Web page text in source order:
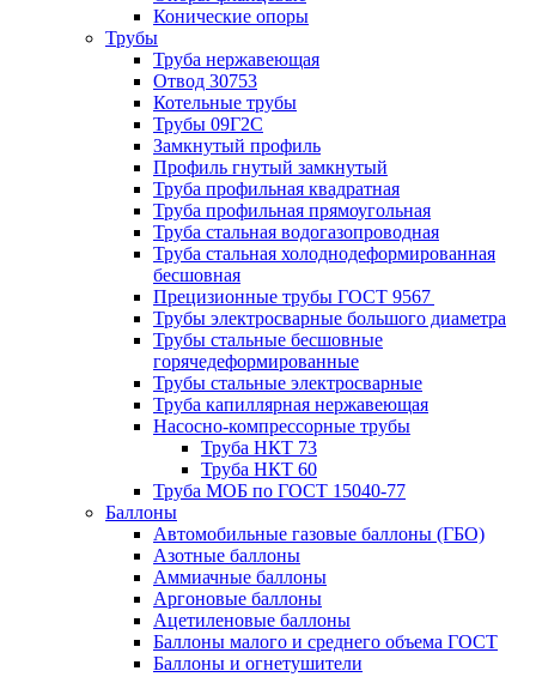
Конические опоры
Трубы
Труба нержавеющая
Отвод 30753
Котельные трубы
Трубы 09Г2С
Замкнутый профиль
Профиль гнутый замкнутый
Труба профильная квадратная
Труба профильная прямоугольная
Труба стальная водогазопроводная
Труба стальная холоднодеформированная
бесшовная
Прецизионные трубы ГОСТ 9567
Трубы электросварные большого диаметра
Трубы стальные бесшовные
горячедеформированные
Трубы стальные электросварные
Труба капиллярная нержавеющая
Насосно-компрессорные трубы
Труба НКТ 73
Труба НКТ 60
Труба МОБ по ГОСТ 15040-77
Баллоны
Автомобильные газовые баллоны (ГБО)
Азотные баллоны
Аммиачные баллоны
Аргоновые баллоны
Ацетиленовые баллоны
Баллоны малого и среднего объема ГОСТ
Баллоны и огнетушители